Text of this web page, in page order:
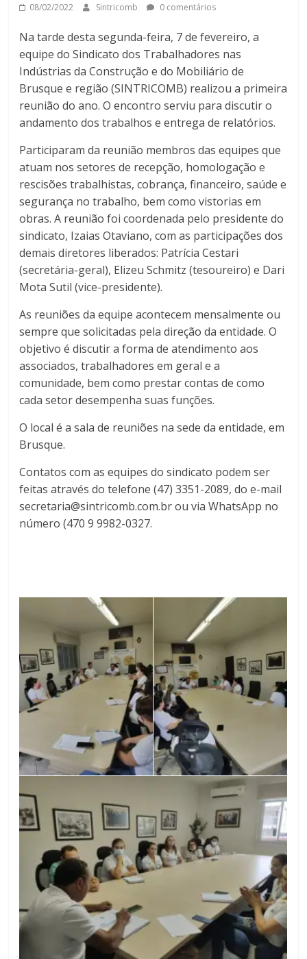
08/02/2022 Sintricomb 0 comentários
Na tarde desta segunda-feira, 7 de fevereiro, a
equipe do Sindicato dos Trabalhadores nas
Indústrias da Construção e do Mobiliário de
Brusque e região (SINTRICOMB) realizou a primeira
reunião do ano. O encontro serviu para discutir o
andamento dos trabalhos e entrega de relatórios.
Participaram da reunião membros das equipes que
atuam nos setores de recepção, homologação e
rescisões trabalhistas, cobrança, financeiro, saúde e
segurança no trabalho, bem como vistorias em
obras. A reunião foi coordenada pelo presidente do
sindicato, Izaias Otaviano, com as participações dos
demais diretores liberados: Patrícia Cestari
(secretária-geral), Elizeu Schmitz (tesoureiro) e Dari
Mota Sutil (vice-presidente).
As reuniões da equipe acontecem mensalmente ou
sempre que solicitadas pela direção da entidade. O
objetivo é discutir a forma de atendimento aos
associados, trabalhadores em geral e a
comunidade, bem como prestar contas de como
cada setor desempenha suas funções.
O local é a sala de reuniões na sede da entidade, em
Brusque.
Contatos com as equipes do sindicato podem ser
feitas através do telefone (47) 3351-2089, do e-mail
secretaria@sintricomb.com.br ou via WhatsApp no
número (470 9 9982-0327.